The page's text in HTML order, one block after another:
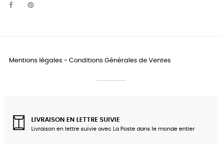
Mentions légales - Conditions Générales de Ventes
LIVRAISON EN LETTRE SUIVIE
Livraison en lettre suivie avec La Poste dans le monde entier